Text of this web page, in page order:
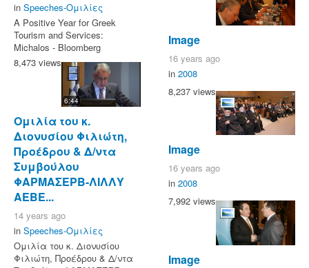
in Speeches-Ομιλίες
A Positive Year for Greek
Tourism and Services:
Michalos - Bloomberg
8,473 views
6:44
Ομιλία του κ.
Διονυσίου Φιλιώτη,
Προέδρου & Δ/ντα
Συμβούλου
ΦΑΡΜΑΣΕΡΒ-ΛΙΛΛΥ
ΑΕΒΕ...
14 years ago
in Speeches-Ομιλίες
Ομιλία του κ. Διονυσίου
Φιλιώτη, Προέδρου & Δ/ντα
Image
16 years ago
in 2008
8,237 views
Image
16 years ago
in 2008
7,992 views
Image